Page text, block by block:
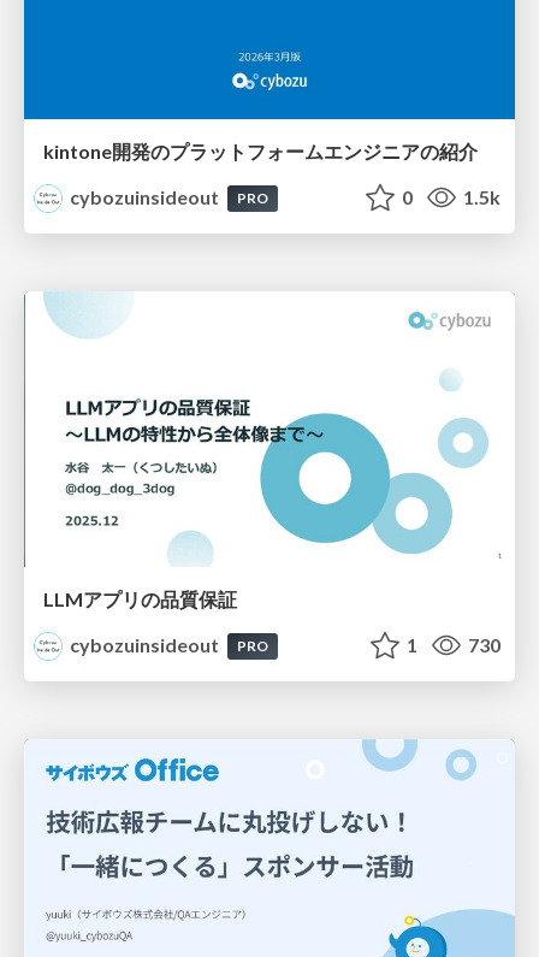
kintone開発のプラットフォームエンジニアの紹介
cybozuinsideout
PRO 0 1.5k
LLMアプリの品質保証
cybozuinsideout
PRO 1 730